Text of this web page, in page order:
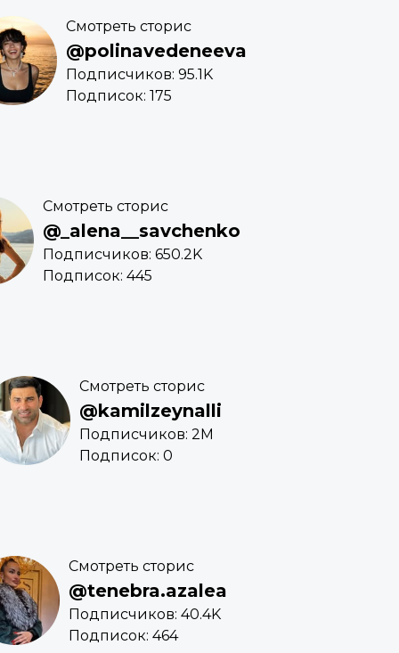
Смотреть сторис
@polinavedeneeva
Подписчиков: 95.1K
Подписок: 175
Смотреть сторис
@_alena__savchenko
Подписчиков: 650.2K
Подписок: 445
Смотреть сторис
@kamilzeynalli
Подписчиков: 2M
Подписок: 0
Смотреть сторис
@tenebra.azalea
Подписчиков: 40.4K
Подписок: 464